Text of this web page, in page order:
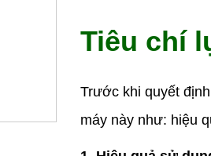
Tiêu chí
Trước khi quyết
máy này như: hiệu